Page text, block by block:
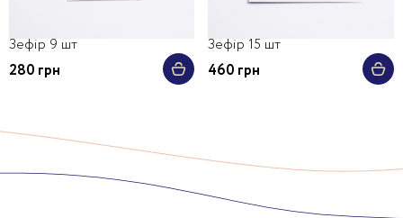
Зефір 9 шт
280 грн
Зефір 15 шт
460 грн